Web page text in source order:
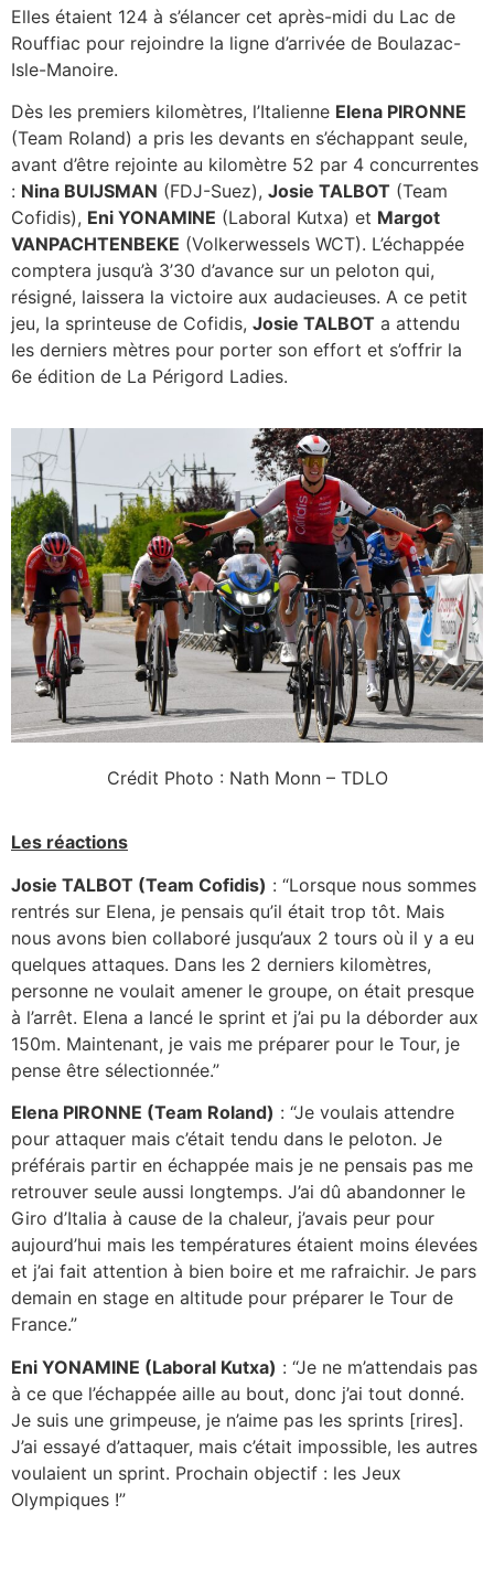
JOSIE
TALBOT !
Elles étaient 124 à s’élancer cet après-midi du Lac de
Rouffiac pour rejoindre la ligne d’arrivée de Boulazac-
Isle-Manoire.
Dès les premiers kilomètres, l’Italienne Elena PIRONNE
(Team Roland) a pris les devants en s’échappant seule,
avant d’être rejointe au kilomètre 52 par 4 concurrentes
: Nina BUIJSMAN (FDJ-Suez), Josie TALBOT (Team
Cofidis), Eni YONAMINE (Laboral Kutxa) et Margot
VANPACHTENBEKE (Volkerwessels WCT). L’échappée
comptera jusqu’à 3’30 d’avance sur un peloton qui,
résigné, laissera la victoire aux audacieuses. A ce petit
jeu, la sprinteuse de Cofidis, Josie TALBOT a attendu
les derniers mètres pour porter son effort et s’offrir la
6e édition de La Périgord Ladies.
Crédit Photo : Nath Monn – TDLO
Les réactions
Josie TALBOT (Team Cofidis) : “Lorsque nous sommes
rentrés sur Elena, je pensais qu’il était trop tôt. Mais
nous avons bien collaboré jusqu’aux 2 tours où il y a eu
quelques attaques. Dans les 2 derniers kilomètres,
personne ne voulait amener le groupe, on était presque
à l’arrêt. Elena a lancé le sprint et j’ai pu la déborder aux
150m. Maintenant, je vais me préparer pour le Tour, je
pense être sélectionnée.”
Elena PIRONNE (Team Roland) : “Je voulais attendre
pour attaquer mais c’était tendu dans le peloton. Je
préférais partir en échappée mais je ne pensais pas me
retrouver seule aussi longtemps. J’ai dû abandonner le
Giro d’Italia à cause de la chaleur, j’avais peur pour
aujourd’hui mais les températures étaient moins élevées
et j’ai fait attention à bien boire et me rafraichir. Je pars
demain en stage en altitude pour préparer le Tour de
France.”
Eni YONAMINE (Laboral Kutxa) : “Je ne m’attendais pas
à ce que l’échappée aille au bout, donc j’ai tout donné.
Je suis une grimpeuse, je n’aime pas les sprints [rires].
J’ai essayé d’attaquer, mais c’était impossible, les autres
voulaient un sprint. Prochain objectif : les Jeux
Olympiques !”